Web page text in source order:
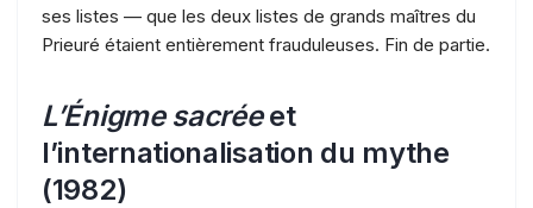
ses listes — que les deux listes de grands maîtres du
Prieuré étaient entièrement frauduleuses. Fin de partie.
L’Énigme sacréeet
l’internationalisation du mythe
(1982)